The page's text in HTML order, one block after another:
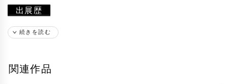
出展歴
1992年 国内各地多数
2005年
続きを読む
関連作品